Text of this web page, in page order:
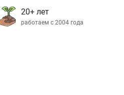
20+ лет
работаем с 2004 года